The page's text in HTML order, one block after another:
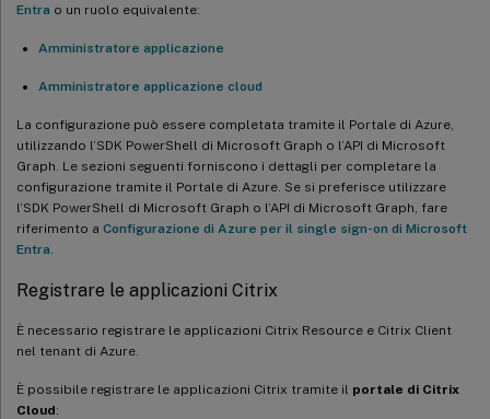
Entra o un ruolo equivalente:
Amministratore applicazione
Amministratore applicazione cloud
La configurazione può essere completata tramite il Portale di Azure,
utilizzando l’SDK PowerShell di Microsoft Graph o l’API di Microsoft
Graph. Le sezioni seguenti forniscono i dettagli per completare la
configurazione tramite il Portale di Azure. Se si preferisce utilizzare
l’SDK PowerShell di Microsoft Graph o l’API di Microsoft Graph, fare
riferimento a Configurazione di Azure per il single sign-on di Microsoft
Entra
Registrare le applicazioni Citrix
È necessario registrare le applicazioni Citrix Resource e Citrix Client
nel tenant di Azure.
È possibile registrare le applicazioni Citrix tramite il portale di Citrix
Cloud: